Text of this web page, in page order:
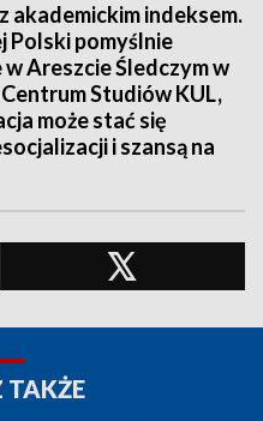
akademickim indeksem.
Polski pomyślnie
Areszcie Śledczym w
Studiów KUL,
może stać się
i szansą na
TAKŻE